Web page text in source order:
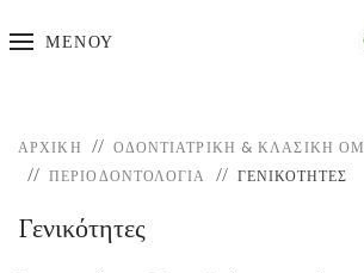
ΜΕΝΟΎ
ΑΡΧΙΚΉ
ΟΔΟΝΤΙΑΤΡΙΚΗ & ΚΛΑΣΙΚΗ
ΠΕΡΙΟΔΟΝΤΟΛΟΓΊΑ
ΓΕΝΙΚΌΤΗΤΕΣ
Γενικότητες